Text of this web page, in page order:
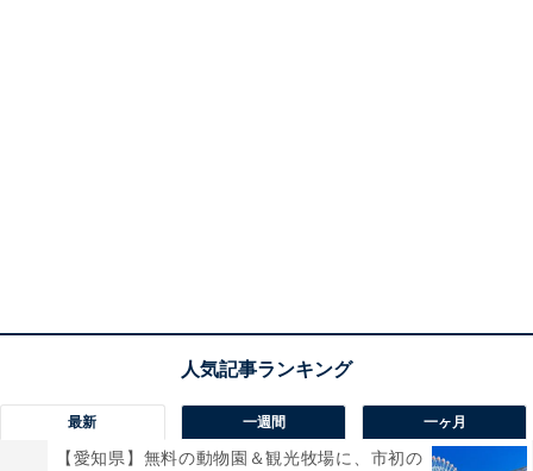
最新 一週間 一ヶ月
【愛知県】無料の動物園＆観光牧場に、市初の